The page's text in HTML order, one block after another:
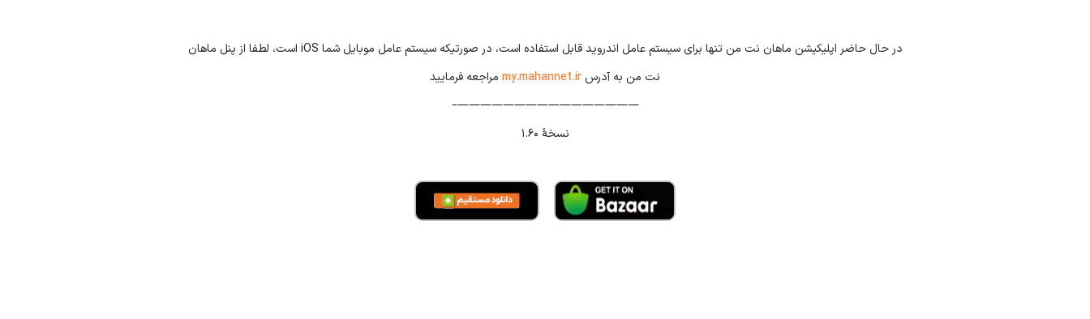
در حال حاضر اپلیکیشن ماهان نت من تنها برای سیستم عامل اندروید قابل استفاده است، در صورتیکه سیستم عامل موبایل شما iOS است، لطفا از پنل ماهان
نت من به آدرس my.mahannet.ir مراجعه فرمایید
————————————————–
نسخهٔ ۱.۶۰